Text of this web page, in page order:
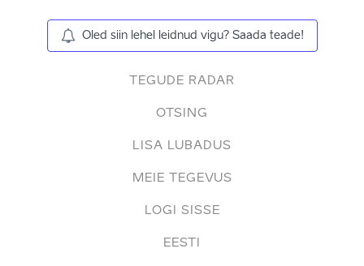
Oled siin lehel leidnud vigu? Saada teade!
TEGUDE RADAR
OTSING
LISA LUBADUS
MEIE TEGEVUS
LOGI SISSE
EESTI